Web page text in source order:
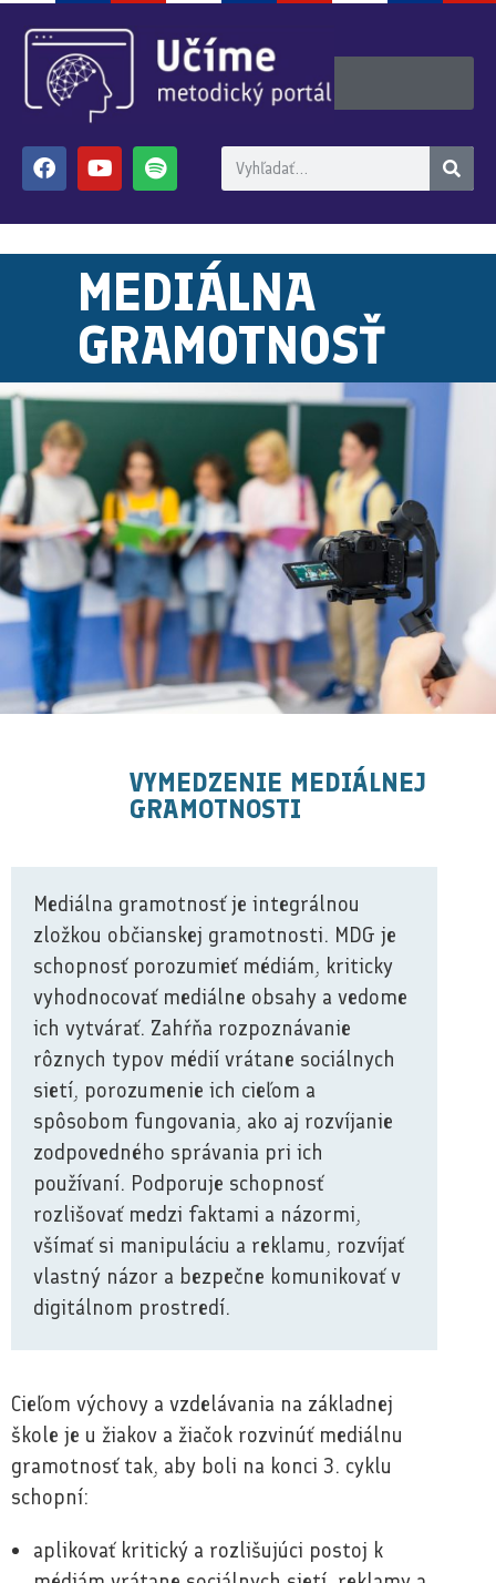
MEDIÁLNA
GRAMOTNOSŤ
VYMEDZENIE MEDIÁLNEJ
GRAMOTNOSTI
Mediálna gramotnosť je integrálnou
zložkou občianskej gramotnosti. MDG je
schopnosť porozumieť médiám, kriticky
vyhodnocovať mediálne obsahy a vedome
ich vytvárať. Zahŕňa rozpoznávanie
rôznych typov médií vrátane sociálnych
sietí, porozumenie ich cieľom a
spôsobom fungovania, ako aj rozvíjanie
zodpovedného správania pri ich
používaní. Podporuje schopnosť
rozlišovať medzi faktami a názormi,
všímať si manipuláciu a reklamu, rozvíjať
vlastný názor a bezpečne komunikovať v
digitálnom prostredí.
Cieľom výchovy a vzdelávania na základnej
škole je u žiakov a žiačok rozvinúť mediálnu
gramotnosť tak, aby boli na konci 3. cyklu
schopní:
aplikovať kritický a rozlišujúci postoj k